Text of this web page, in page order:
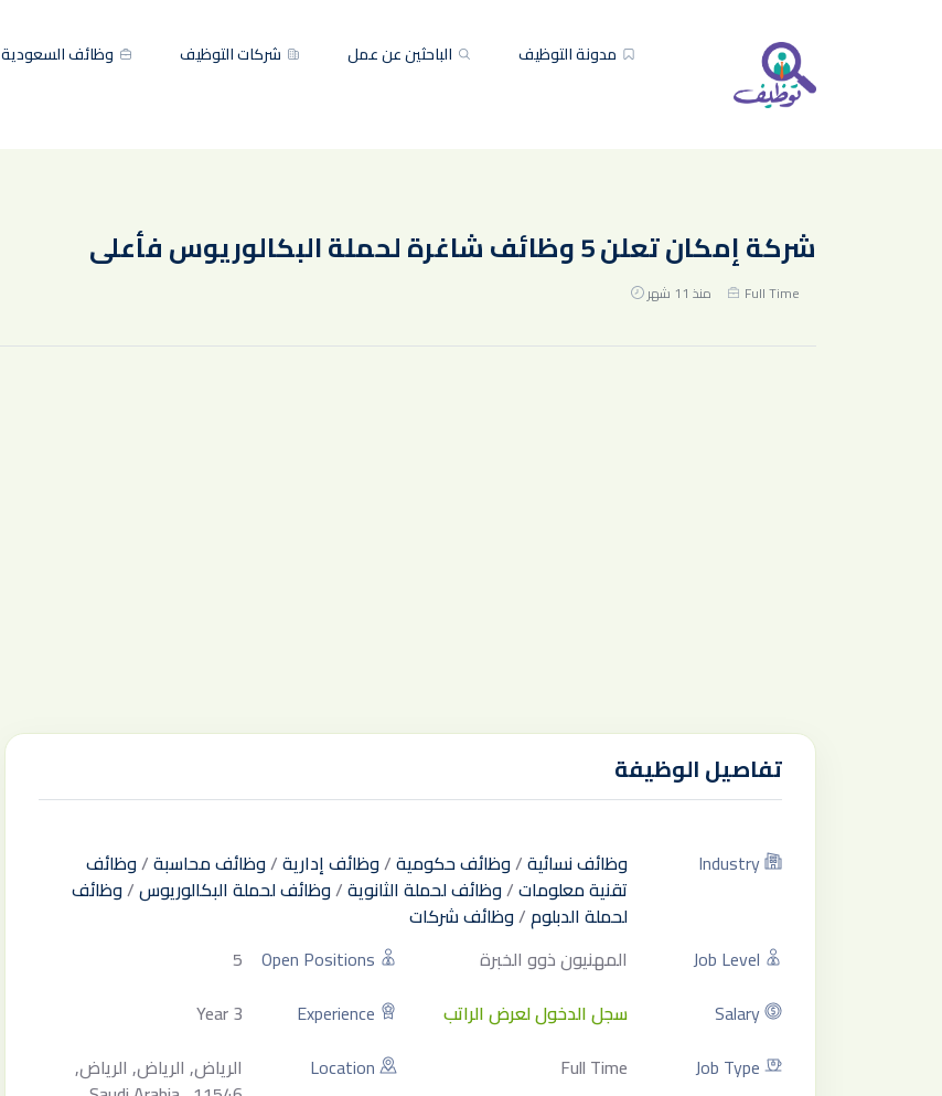
وظائف السعودية شركات التوظيف الباحثين عن عمل
مدونة التوظيف
شركة إمكان تعلن 5 وظائف شاغرة لحملة البكالوريوس فأعلى
Full Time منذ 11 شهر
تفاصيل الوظيفة
Industry وظائف نسائية/وظائف حكومية/وظائف إدارية/وظائف محاسبة/وظائف
تقنية معلومات/وظائف لحملة الثانوية/وظائف لحملة البكالوريوس/وظائف
لحملة الدبلوم/وظائف شركات
Job Level
المهنيون ذوو الخبرة Open Positions
5
Salary
سجل الدخول لعرض الراتب Experience
3 Year
Job Type
Full Time
Location
الرياض, الرياض, الرياض,